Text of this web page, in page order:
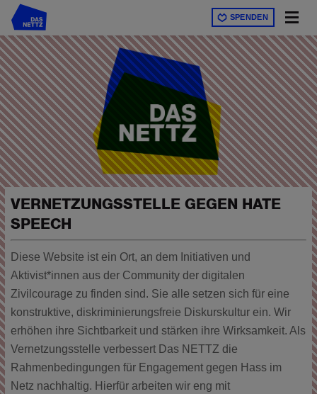
Direkt
zum
Inhalt
SPENDEN
VERNETZUNGSSTELLE GEGEN HATE
SPEECH
Diese Website ist ein Ort, an dem Initiativen und
Aktivist*innen aus der Community der digitalen
Zivilcourage zu finden sind. Sie alle setzen sich für eine
konstruktive, diskriminierungsfreie Diskurskultur ein. Wir
erhöhen ihre Sichtbarkeit und stärken ihre Wirksamkeit. Als
Vernetzungsstelle verbessert Das NETTZ die
Rahmenbedingungen für Engagement gegen Hass im
Netz nachhaltig. Hierfür arbeiten wir eng mit